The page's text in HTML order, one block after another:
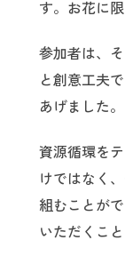
す。お花に
参加者は、
と創意工夫
あげました。
資源循環を
けではなく
組むことが
いただくこ